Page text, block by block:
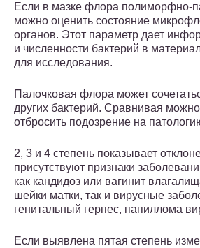
Если в мазке флора полиморфно-
можно оценить состояние
органов. Этот параметр дает
и численности бактерий в
для исследования.
Палочковая флора может
других бактерий. Сравнивая
отбросить подозрение на
2, 3 и 4 степень показывает
присутствуют признаки
как кандидоз или вагинит
шейки матки, так и вирусные
генитальный герпес, папиллома
Если выявлена пятая степень